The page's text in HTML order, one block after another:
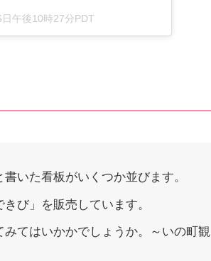
午後10時27分PDT
いた看板がいくつか並びます。
び」を販売しています。
てはいかかでしょうか。～いの町観